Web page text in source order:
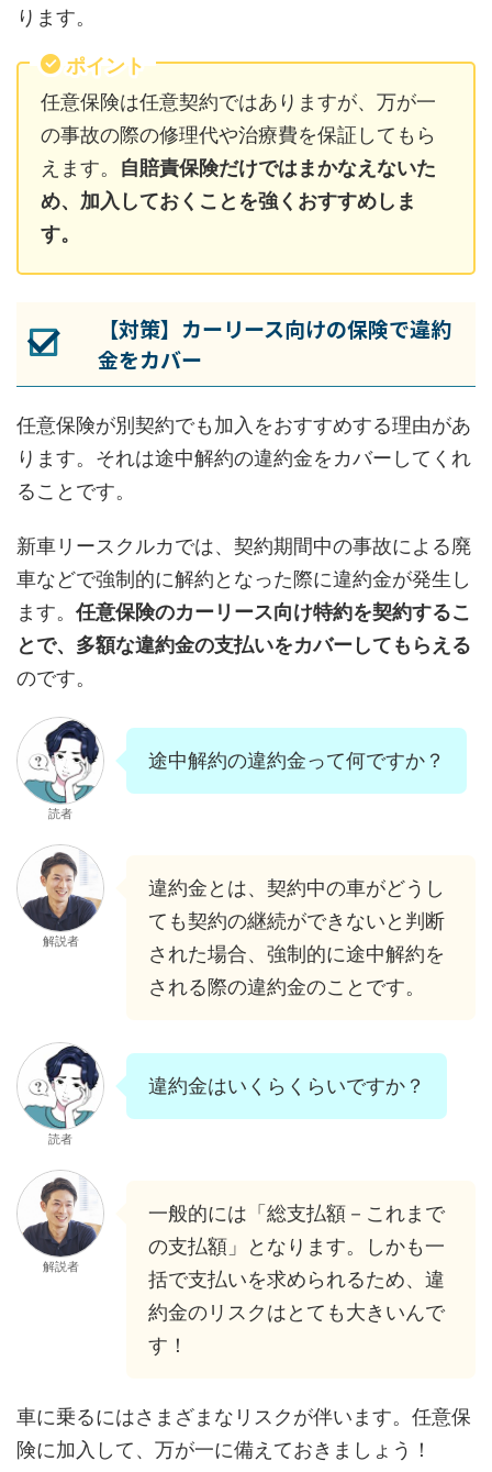
ります。
ポイント
任意保険は任意契約ではありますが、万が一
の事故の際の修理代や治療費を保証してもら
えます。 自賠責保険だけではまかなえないた
め、加入しておくことを強くおすすめしま
す。
【対策】カーリース向けの保険で違約
金をカバー
任意保険が別契約でも加入をおすすめする理由があ
ります。それは途中解約の違約金をカバーしてくれ
ることです。
新車リースクルカでは、契約期間中の事故による廃
車などで強制的に解約となった際に違約金が発生し
ます。 任意保険のカーリース向け特約を契約するこ
とで、多額な違約金の支払いをカバーしてもらえる
のです。
読者
途中解約の違約金って何ですか？
解説者
違約金とは、契約中の車がどうし
ても契約の継続ができないと判断
された場合、強制的に途中解約を
される際の違約金のことです。
読者
違約金はいくらくらいですか？
解説者
一般的には「総支払額－これまで
の支払額」となります。しかも一
括で支払いを求められるため、違
約金のリスクはとても大きいんで
す！
車に乗るにはさまざまなリスクが伴います。任意保
険に加入して、万が一に備えておきましょう！